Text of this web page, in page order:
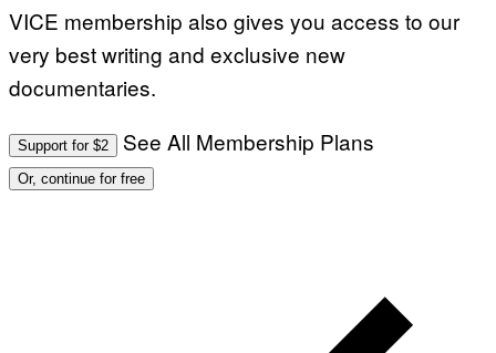
VICE membership also gives you access to our
very best writing and exclusive new
documentaries.
Support for $2 See All Membership Plans
Or, continue for free